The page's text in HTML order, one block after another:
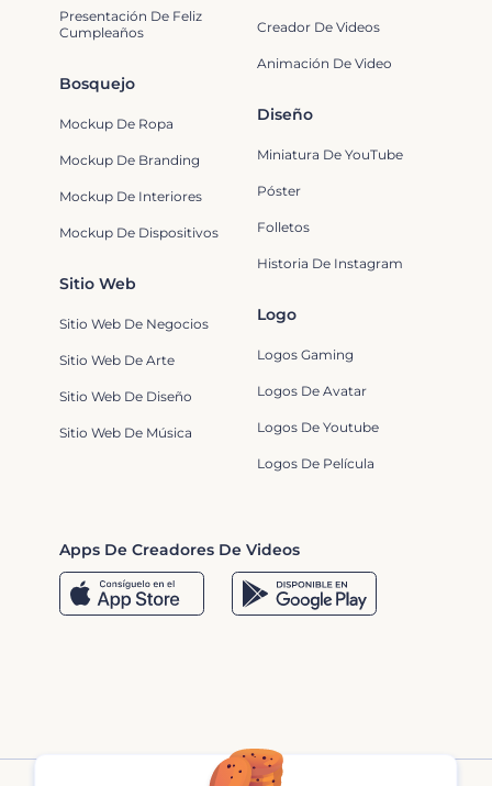
Bosquejo
Mockup De Ropa
Mockup De Branding
Mockup De Interiores
Mockup De Dispositivos
Diseño
Miniatura De YouTube
Póster
Folletos
Historia De Instagram
Logo
Logos Gaming
Logos De Avatar
Logos De Youtube
Logos De Película
Creador De Videos
Animación De Video
Apps De Creadores De Videos
Presentación De Feliz
Cumpleaños
Sitio Web
Sitio Web De Negocios
Sitio Web De Arte
Sitio Web De Diseño
Sitio Web De Música